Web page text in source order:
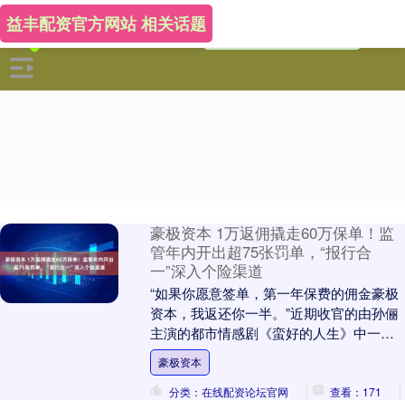
益丰配资官方网站 相关话题
豪极资本 1万返佣撬走60万保单！监
管年内开出超75张罚单，“报行合
一”深入个险渠道
“如果你愿意签单，第一年保费的佣金豪极
资本，我返还你一半。”近期收官的由孙俪
主演的都市情感剧《蛮好的人生》中一句
台词，揭开了保险行业长期存在的“返佣”现
象。 现....
豪极资本
分类：在线配资论坛官网
查看：171